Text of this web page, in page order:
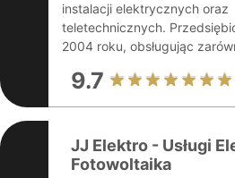
instalacji elektrycznych oraz
teletechnicznych.
2004 roku, obsługując
9.7
JJ Elektro - Usługi
Fotowoltaika